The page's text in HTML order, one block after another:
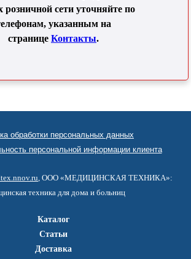
розничной сети уточняйте по
указанным на
странице Контакты.
обработки персональных данных
персональной информации клиента
, ООО «МЕДИЦИНСКАЯ ТЕХНИКА»:
техника для дома и больниц
Каталог
Статьи
Доставка